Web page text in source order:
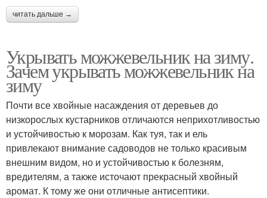
читать дальше →
Укрывать можжевельник на зиму.
Зачем укрывать можжевельник на
зиму
Почти все хвойные насаждения от деревьев до
низкорослых кустарников отличаются неприхотливостью
и устойчивостью к морозам. Как туя, так и ель
привлекают внимание садоводов не только красивым
внешним видом, но и устойчивостью к болезням,
вредителям, а также источают прекрасный хвойный
аромат. К тому же они отличные антисептики.